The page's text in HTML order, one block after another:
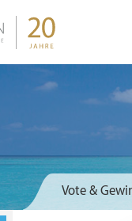
Vote &